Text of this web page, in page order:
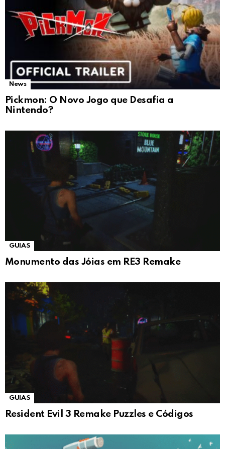
News
Pickmon: O Novo Jogo que Desafia a
Nintendo?
GUIAS
Monumento das Jóias em RE3 Remake
GUIAS
Resident Evil 3 Remake Puzzles e Códigos